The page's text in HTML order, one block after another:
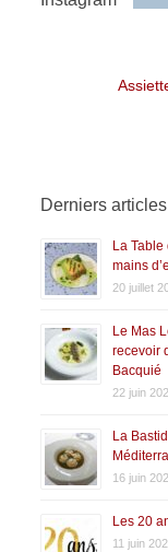
Derniers articles
La
mains
20 juillet
Le Mas
recevoir
Bacquié
22 juin
La
16 juin
Les 20
11 juin